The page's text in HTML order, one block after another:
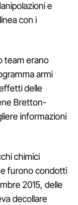
e
con i
team erano
armi
delle
Bretton-
informazioni
chimici
furono condotti
2015, delle
decollare